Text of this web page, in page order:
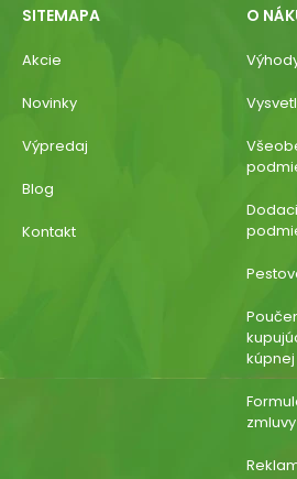
SITEMAPA
Akcie
Novinky
Výpredaj
Blog
Kontakt
O
zmluvy